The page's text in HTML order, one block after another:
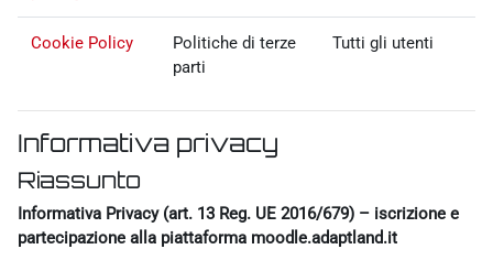
Cookie Policy
Politiche di terze
parti
Tutti gli utenti
Informativa privacy
Riassunto
Informativa Privacy (art. 13 Reg. UE 2016/679) – iscrizione e
partecipazione alla piattaforma moodle.adaptland.it